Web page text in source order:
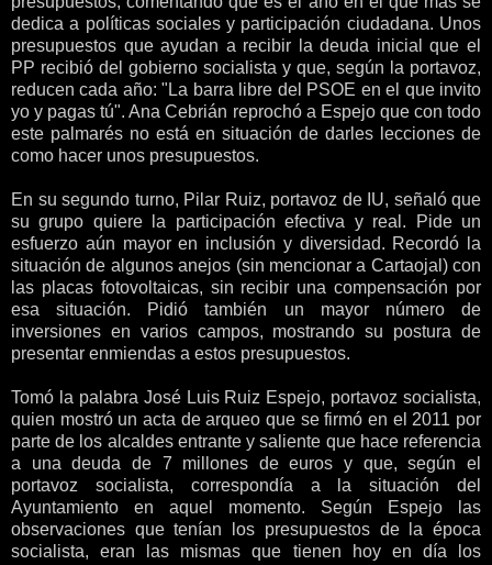
dedica a políticas sociales y participación ciudadana. Unos
presupuestos que ayudan a recibir la deuda inicial que el
PP recibió del gobierno socialista y que, según la portavoz,
reducen cada año: "La barra libre del PSOE en el que invito
yo y pagas tú". Ana Cebrián reprochó a Espejo que con todo
este palmarés no está en situación de darles lecciones de
como hacer unos presupuestos.
En su segundo turno, Pilar Ruiz, portavoz de IU, señaló que
su grupo quiere la participación efectiva y real. Pide un
esfuerzo aún mayor en inclusión y diversidad. Recordó la
situación de algunos anejos (sin mencionar a Cartaojal) con
las placas fotovoltaicas, sin recibir una compensación por
esa situación. Pidió también un mayor número de
inversiones en varios campos, mostrando su postura de
presentar enmiendas a estos presupuestos.
Tomó la palabra José Luis Ruiz Espejo, portavoz socialista,
quien mostró un acta de arqueo que se firmó en el 2011 por
parte de los alcaldes entrante y saliente que hace referencia
a una deuda de 7 millones de euros y que, según el
portavoz socialista, correspondía a la situación del
Ayuntamiento en aquel momento. Según Espejo las
observaciones que tenían los presupuestos de la época
socialista, eran las mismas que tienen hoy en día los